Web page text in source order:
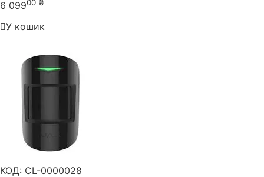
6 09900 ₴
У кошик
КОД: CL-0000028